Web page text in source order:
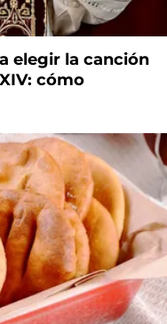
elegir la canción
cómo